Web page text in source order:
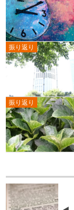
振り返り
振り返り